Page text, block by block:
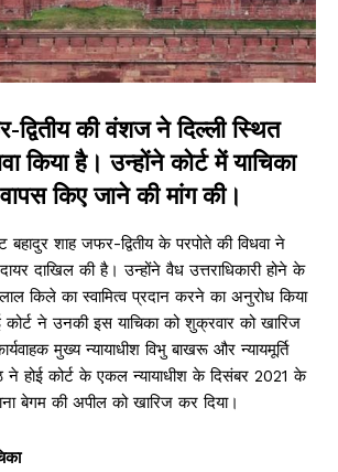
द्वितीय की वंशज ने दिल्ली स्थित
किया है। उन्होंने कोर्ट में याचिका
किए जाने की मांग की।
शाह जफर-द्वितीय के परपोते की विधवा ने
दाखिल की है। उन्होंने वैध उत्तराधिकारी होने के
किले का स्वामित्व प्रदान करने का अनुरोध किया
कोर्ट ने उनकी इस याचिका को शुक्रवार को खारिज
मुख्य न्यायाधीश विभु बाखरू और न्यायमूर्ति
ने होई कोर्ट के एकल न्यायाधीश के दिसंबर 2021 के
बेगम की अपील को खारिज कर दिया।